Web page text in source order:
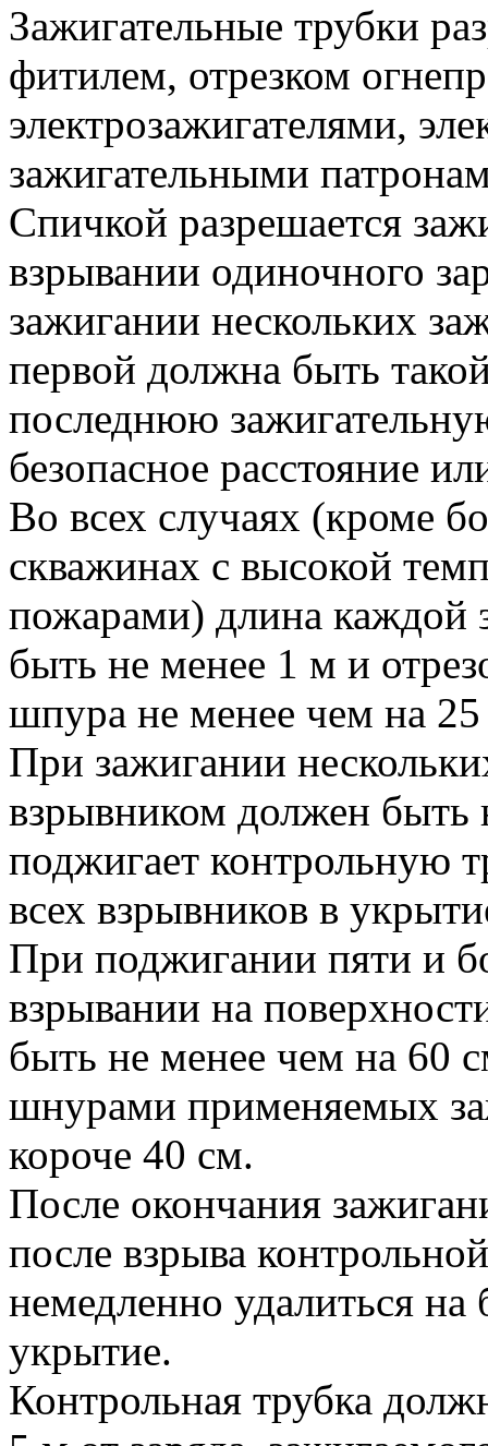
Зажигательные трубки
фитилем, отрезком
электрозажигателями,
зажигательными
Спичкой разрешается
взрывании одиночного
зажигании нескольких
первой должна быть
последнюю
безопасное расстояние
Во всех случаях (кроме
скважинах с высокой
пожарами) длина каждой
быть не менее 1 м и
шпура не менее чем на
При зажигании
взрывником должен быть
поджигает контрольную
всех взрывников в
При поджигании пяти и
взрывании на
быть не менее чем на 60
шнурами применяемых
короче 40 см.
После окончания
после взрыва
немедленно удалиться на
укрытие.
Контрольная трубка